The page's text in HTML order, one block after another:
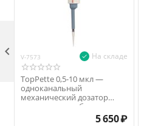
V-7573 На складе
TopPette 0,5-10 мкл —
одноканальный
механический дозатор
переменного объема
5 650₽
